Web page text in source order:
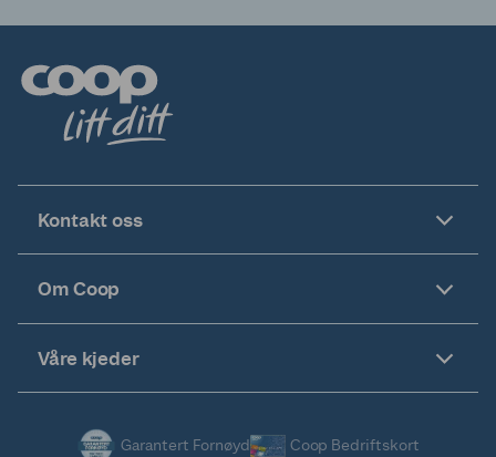
Kontakt oss
Om Coop
Våre kjeder
Garantert Fornøyd Coop Bedriftskort